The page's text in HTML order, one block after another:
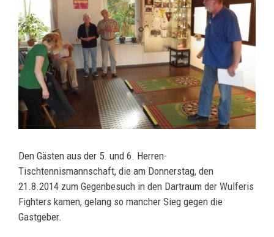
Den Gästen aus der 5. und 6. Herren-
Tischtennismannschaft, die am Donnerstag, den
21.8.2014 zum Gegenbesuch in den Dartraum der Wulferis
Fighters kamen, gelang so mancher Sieg gegen die
Gastgeber.